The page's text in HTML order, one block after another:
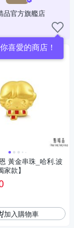
品官方旗艦店
喜愛的商店！
黃金串珠_哈利.波
款】
加入購物車